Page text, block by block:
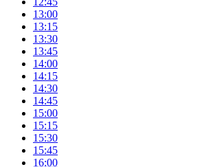
13:00
13:15
13:30
13:45
14:00
14:15
14:30
14:45
15:00
15:15
15:30
15:45
16:00